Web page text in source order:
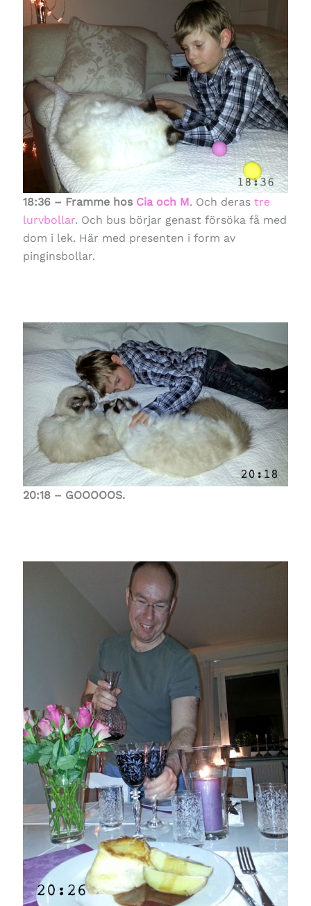
18:36 – Framme hos Cia och M. Och deras tre
lurvbollar. Och bus börjar genast försöka få med
dom i lek. Här med presenten i form av
pinginsbollar.
20:18 – GOOOOOS.